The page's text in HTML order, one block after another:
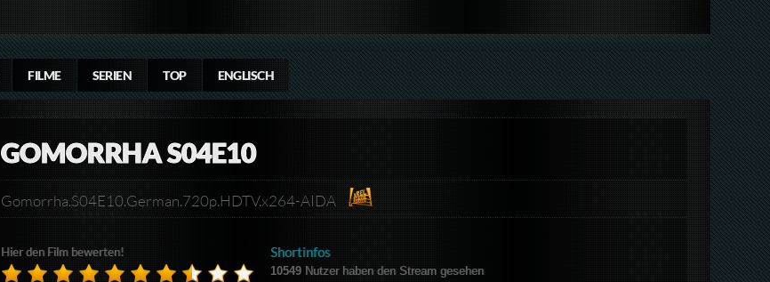
FILME SERIEN TOP ENGLISCH
GOMORRHA S04E10
Gomorrha.S04E10.German.720p.HDTV.x264-AIDA
Hier den Film bewerten! Shortinfos
10549Nutzer haben den Stream gesehen